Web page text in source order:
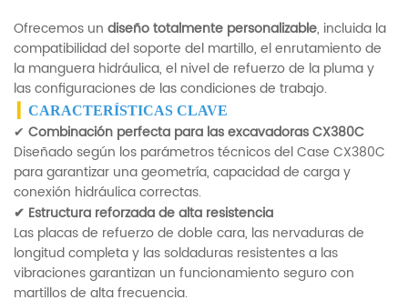
Ofrecemos un diseño totalmente personalizable, incluida la
compatibilidad del soporte del martillo, el enrutamiento de
la manguera hidráulica, el nivel de refuerzo de la pluma y
las configuraciones de las condiciones de trabajo.
CARACTERÍSTICAS CLAVE
✔ Combinación perfecta para las excavadoras CX380C
Diseñado según los parámetros técnicos del Case CX380C
para garantizar una geometría, capacidad de carga y
conexión hidráulica correctas.
✔ Estructura reforzada de alta resistencia
Las placas de refuerzo de doble cara, las nervaduras de
longitud completa y las soldaduras resistentes a las
vibraciones garantizan un funcionamiento seguro con
martillos de alta frecuencia.